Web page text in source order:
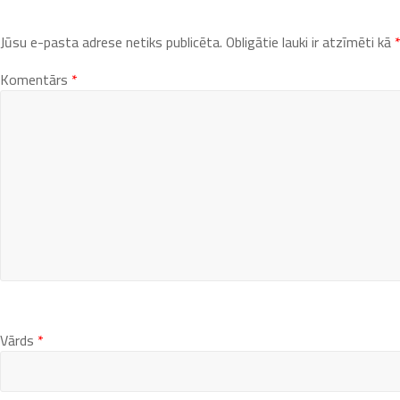
Jūsu e-pasta adrese netiks publicēta.Obligātie lauki ir atzīmēti kā*
Komentārs *
Vārds *